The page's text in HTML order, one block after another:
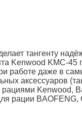
тангенту
Kenwood KMC-
работе даже в
аксессуаров
рациями Kenwood,
рации